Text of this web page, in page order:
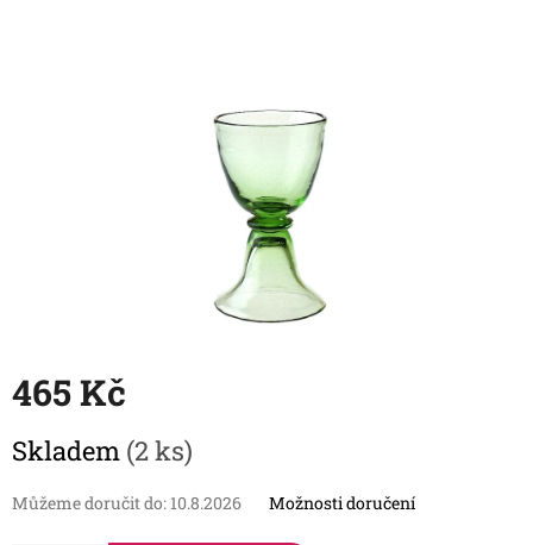
465 Kč
cena:
Skladem (2 ks)
Můžeme doručit do: 10.8.2026 Možnosti doručení